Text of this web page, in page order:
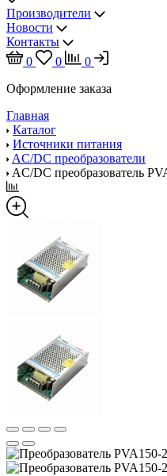
Производители
Новости
Контакты
0
0
0
Оформление заказа
Главная
Каталог
Источники питания
AC/DC преобразователи
AC/DC преобразователь